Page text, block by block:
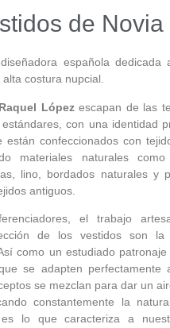
de Novia
española dedicada
costura nupcial.
Raquel Lópezescapan de las
con una identidad
están confeccionados con
materiales naturales
lino, bordados naturales y
antiguos.
el trabajo
de los vestidos son
Así como un estudiado
se adapten perfectamente
se mezclan para dar un
constantemente la
lo que caracteriza a